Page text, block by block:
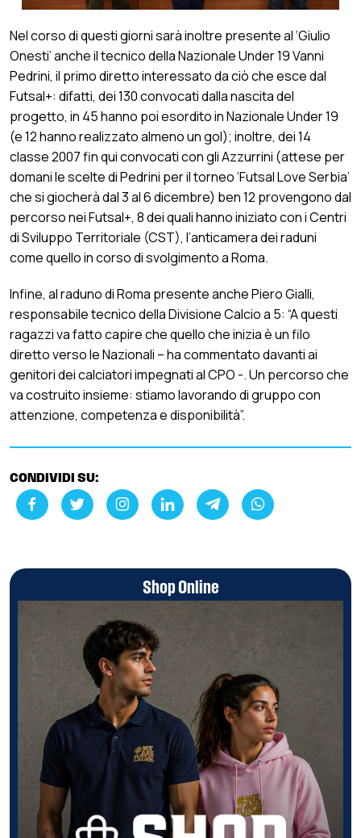
Nel corso di questi giorni sarà inoltre presente al ‘Giulio
Onesti’ anche il tecnico della Nazionale Under 19 Vanni
Pedrini, il primo diretto interessato da ciò che esce dal
Futsal+: difatti, dei 130 convocati dalla nascita del
progetto, in 45 hanno poi esordito in Nazionale Under 19
(e 12 hanno realizzato almeno un gol); inoltre, dei 14
classe 2007 fin qui convocati con gli Azzurrini (attese per
domani le scelte di Pedrini per il torneo ‘Futsal Love Serbia’
che si giocherà dal 3 al 6 dicembre) ben 12 provengono dal
percorso nei Futsal+, 8 dei quali hanno iniziato con i Centri
di Sviluppo Territoriale (CST), l’anticamera dei raduni
come quello in corso di svolgimento a Roma.
Infine, al raduno di Roma presente anche Piero Gialli,
responsabile tecnico della Divisione Calcio a 5: “A questi
ragazzi va fatto capire che quello che inizia è un filo
diretto verso le Nazionali – ha commentato davanti ai
genitori dei calciatori impegnati al CPO -. Un percorso che
va costruito insieme: stiamo lavorando di gruppo con
attenzione, competenza e disponibilità”.
CONDIVIDI SU:
Shop Online